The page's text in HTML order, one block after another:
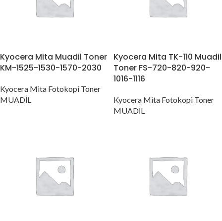
Kyocera Mita Muadil Toner
KM-1525-1530-1570-2030
Kyocera Mita Fotokopi Toner
MUADİL
Kyocera Mita TK-110 Muadil
Toner FS-720-820-920-
1016-1116
Kyocera Mita Fotokopi Toner
MUADİL